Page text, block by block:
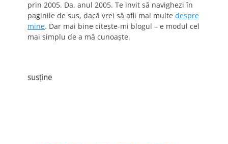
prin 2005. Da, anul 2005. Te invit să navighezi în
paginile de sus, dacă vrei să afli mai multe despre
mine. Dar mai bine citește-mi blogul – e modul cel
mai simplu de a mă cunoaște.
susține